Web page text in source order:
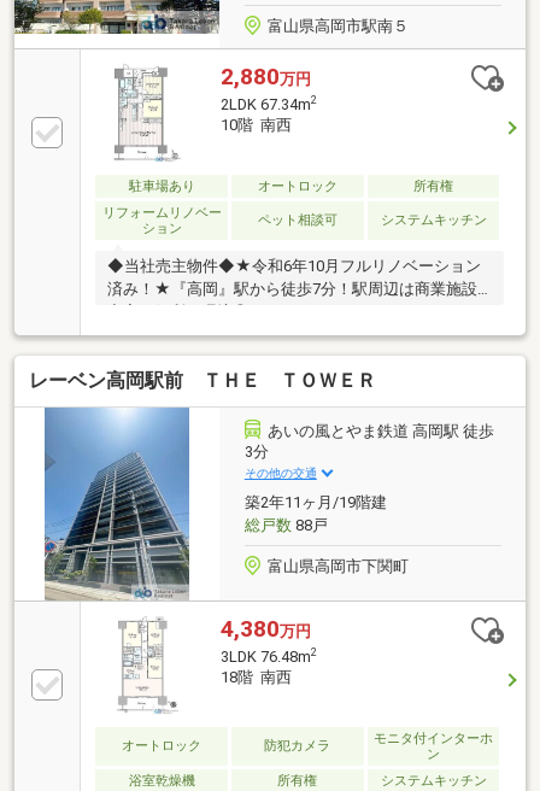
富山県高岡市駅南５
2,880万円
2LDK 67.34m2
10階 南西
駐車場あり オートロック
所有権
リフォームリノベー
ション
ペット相談可 システムキッチン
◆当社売主物件◆★令和6年10月フルリノベーション
済み！★『高岡』駅から徒歩7分！駅周辺は商業施設
充実で便利な環境◎
レーベン高岡駅前 ＴＨＥ ＴＯＷＥＲ
あいの風とやま鉄道 高岡駅 徒歩
3分
その他の交通
築2年11ヶ月/19階建
総戸数88戸
富山県高岡市下関町
4,380万円
3LDK 76.48m2
18階 南西
オートロック 防犯カメラ
モニタ付インターホ
ン
浴室乾燥機
所有権 システムキッチン